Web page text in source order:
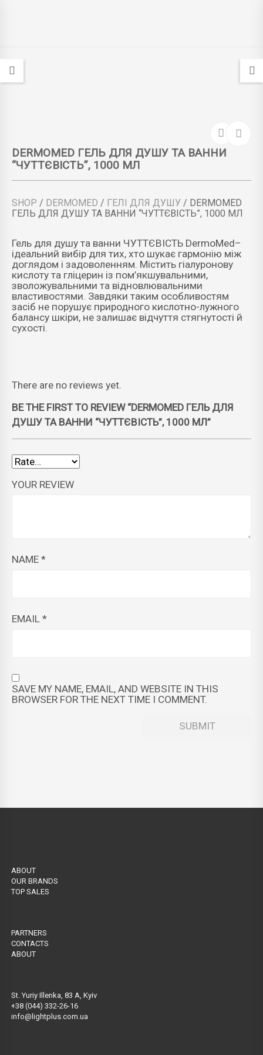
DERMOMED ГЕЛЬ ДЛЯ ДУШУ ТА ВАННИ
“ЧУТТЄВІСТЬ”, 1000 МЛ
SHOP / DERMOMED / ГЕЛІ ДЛЯ ДУШУ / DERMOMED
ГЕЛЬ ДЛЯ ДУШУ ТА ВАННИ “ЧУТТЄВІСТЬ”, 1000 МЛ
Гель для душу та ванни ЧУТТЄВІСТЬ DermoMed–
ідеальний вибір для тих, хто шукає гармонію між
доглядом і задоволенням. Містить гіалуронову
кислоту та гліцерин із пом’якшувальними,
зволожувальними та відновлювальними
властивостями. Завдяки таким особливостям
засіб не порушує природного кислотно-лужного
балансу шкіри, не залишає відчуття стягнутості й
сухості.
There are no reviews yet.
BE THE FIRST TO REVIEW “DERMOMED ГЕЛЬ ДЛЯ
ДУШУ ТА ВАННИ “ЧУТТЄВІСТЬ”, 1000 МЛ”
YOUR REVIEW
NAME *
EMAIL *
SAVE MY NAME, EMAIL, AND WEBSITE IN THIS
BROWSER FOR THE NEXT TIME I COMMENT.
ABOUT
OUR BRANDS
TOP SALES
PARTNERS
CONTACTS
ABOUT
St. Yuriy Illenka, 83 A, Kyiv
+38 (044) 332-26-16
info@lightplus.com.ua